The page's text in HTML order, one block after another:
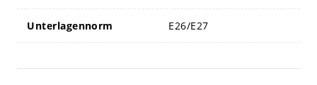
Unterlagennorm E26/E27